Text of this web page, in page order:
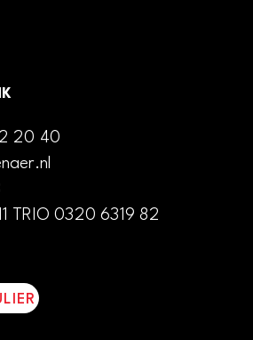
20 40
TRIO 0320 6319 82